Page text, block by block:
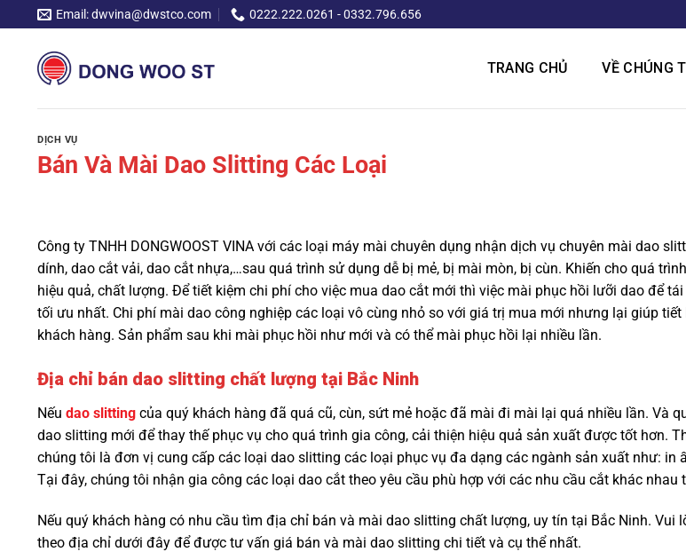
Chuyển
đến
Email: dwvina@dwstco.com 0222.222.0261 - 0332.796.656
TRANG CHỦ VỀ CHÚNG
DỊCH VỤ
Bán Và Mài Dao Slitting Các Loại
Công ty TNHH DONGWOOST VINA với các loại máy mài chuyên dụng nhận dịch vụ chuyên mài dao
dính, dao cắt vải, dao cắt nhựa,…sau quá trình sử dụng dễ bị mẻ, bị mài mòn, bị cùn. Khiến cho quá
hiệu quả, chất lượng. Để tiết kiệm chi phí cho việc mua dao cắt mới thì việc mài phục hồi lưỡi dao để
tối ưu nhất. Chi phí mài dao công nghiệp các loại vô cùng nhỏ so với giá trị mua mới nhưng lại giúp
khách hàng. Sản phẩm sau khi mài phục hồi như mới và có thể mài phục hồi lại nhiều lần.
Địa chỉ bán dao slitting chất lượng tại Bắc Ninh
Nếu dao slitting của quý khách hàng đã quá cũ, cùn, sứt mẻ hoặc đã mài đi mài lại quá nhiều lần. Và
dao slitting mới để thay thế phục vụ cho quá trình gia công, cải thiện hiệu quả sản xuất được tốt hơn.
chúng tôi là đơn vị cung cấp các loại dao slitting các loại phục vụ đa dạng các ngành sản xuất như: in
Tại đây, chúng tôi nhận gia công các loại dao cắt theo yêu cầu phù hợp với các nhu cầu cắt khác nhau
Nếu quý khách hàng có nhu cầu tìm địa chỉ bán và mài dao slitting chất lượng, uy tín tại Bắc Ninh. Vui
theo địa chỉ dưới đây để được tư vấn giá bán và mài dao slitting chi tiết và cụ thể nhất.